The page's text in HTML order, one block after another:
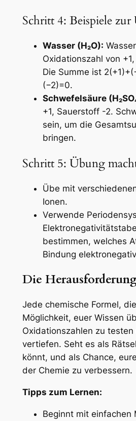
Schritt 4: Beispiele
Wasser (H₂O):
Oxidationszahl von
Die Summe ist
(−2)=0.
Schwefelsäure
+1, Sauerstoff -2.
sein, um die
bringen.
Schritt 5: Übung
Übe mit
Ionen.
Verwende
bestimmen, welches
Bindung
Die
Jede chemische Formel,
Möglichkeit, euer Wissen
Oxidationszahlen zu testen
vertiefen. Seht es als
könnt, und als Chance,
der Chemie zu verbessern.
Tipps zum Lernen:
Beginnt mit einfachen